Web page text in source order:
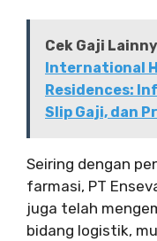
Cek Gaji
International
Residences:
Slip Gaji, dan
Seiring dengan
farmasi, PT
juga telah
bidang logistik,